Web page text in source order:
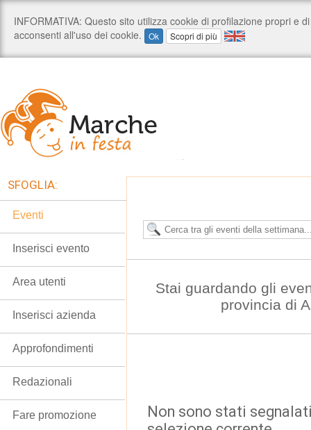
Stai guardando gli
provincia di
Non sono stati
SFOGLIA:
Eventi
Inserisci evento
Area utenti
Inserisci azienda
Approfondimenti
Redazionali
Fare promozione